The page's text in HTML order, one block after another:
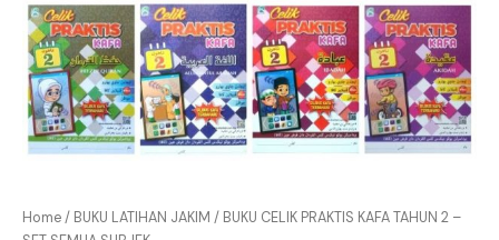
Home/ BUKU LATIHAN JAKIM / BUKU CELIK PRAKTIS KAFA TAHUN 2 –
SET
SEMUA
SUBJEK
quantity